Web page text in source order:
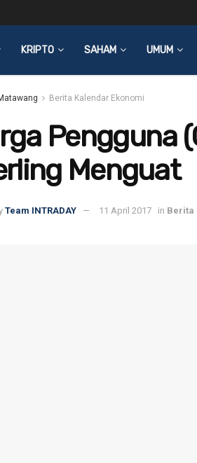
KRIPTO SAHAM UMUM
Berita Kalendar Ekonomi
Pengguna
Menguat
Team INTRADAY 11 April 2017 in Berita